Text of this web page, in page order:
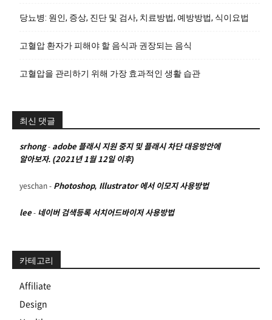
당뇨병: 원인, 증상, 진단 및 검사, 치료방법, 예방방법, 식이요법
고혈압 환자가 피해야 할 음식과 권장되는 음식
고혈압을 관리하기 위해 가장 효과적인 생활 습관
최신 댓글
srhong- adobe 플래시 지원 중지 및 플래시 차단 대응방안에
알아보자. (2021년 1월 12일 이후)
yeschan - Photoshop, Illustrator 에서 이모지 사용방법
lee - 네이버 검색등록 서치어드바이저 사용방법
카테고리
Affiliate
Design